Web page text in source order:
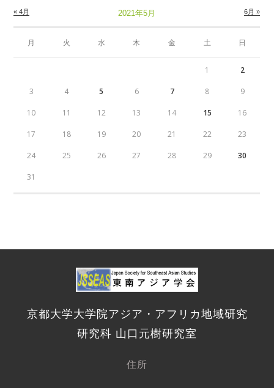
2021年5月
月 火 水 木 金 土 日
« 4月 6月 »
1 2
3 4 5 6 7 8 9
10 11 12 13 14 15 16
17 18 19 20 21 22 23
24 25 26 27 28 29 30
31
京都大学大学院アジア・アフリカ地域研究
研究科 山口元樹研究室
住所